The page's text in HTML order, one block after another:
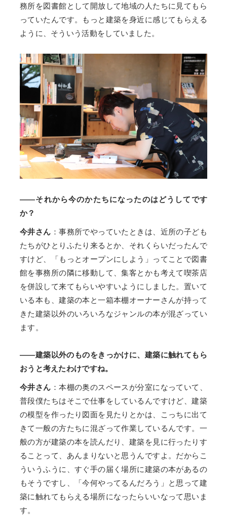
務所を図書館として開放して地域の人たちに見てもら
っていたんです。もっと建築を身近に感じてもらえる
ように、そういう活動をしていました。
――それから今のかたちになったのはどうしてです
か？
今井さん ：事務所でやっていたときは、近所の子ども
たちがひとりふたり来るとか、それくらいだったんで
すけど、「もっとオープンにしよう」ってことで図書
館を事務所の隣に移動して、集客とかも考えて喫茶店
を併設して来てもらいやすいようにしました。置いて
いる本も、建築の本と一箱本棚オーナーさんが持って
きた建築以外のいろいろなジャンルの本が混ざってい
ます。
――建築以外のものをきっかけに、建築に触れてもら
おうと考えたわけですね。
今井さん ：本棚の奥のスペースが分室になっていて、
普段僕たちはそこで仕事をしているんですけど、建築
の模型を作ったり図面を見たりとかは、こっちに出て
きて一般の方たちに混ざって作業しているんです。一
般の方が建築の本を読んだり、建築を見に行ったりす
ることって、あんまりないと思うんですよ。だからこ
ういうふうに、すぐ手の届く場所に建築の本があるの
もそうですし、「今何やってるんだろう」と思って建
築に触れてもらえる場所になったらいいなって思いま
す。